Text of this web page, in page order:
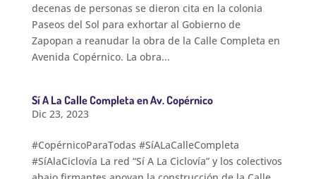
decenas de personas se dieron cita en la colonia
Paseos del Sol para exhortar al Gobierno de
Zapopan a reanudar la obra de la Calle Completa en
Avenida Copérnico. La obra...
Sí A La Calle Completa en Av. Copérnico
Dic 23, 2023
#CopérnicoParaTodas #SíALaCalleCompleta
#SíAlaCiclovía La red “Sí A La Ciclovía” y los colectivos